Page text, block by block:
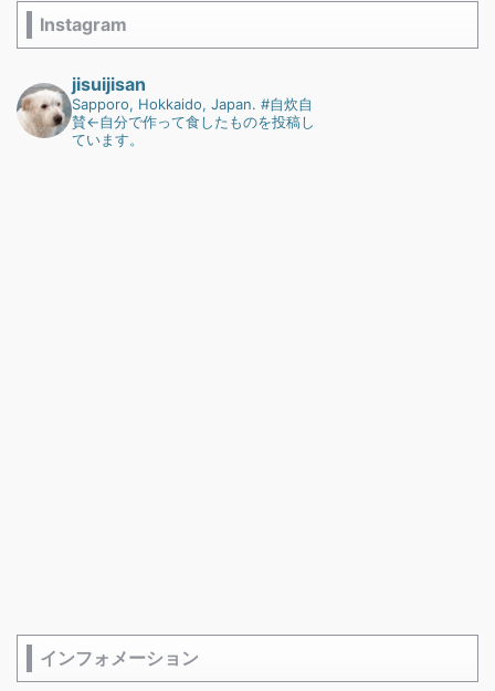
Instagram
jisuijisan
Sapporo, Hokkaido, Japan. #自炊自
賛←自分で作って食したものを投稿し
ています。
インフォメーション